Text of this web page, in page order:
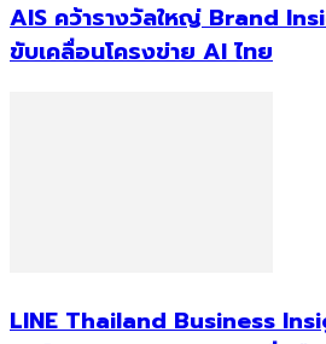
AIS คว้ารางวัลใหญ่ Brand
ขับเคลื่อนโครงข่าย AI ไทย
LINE Thailand Business